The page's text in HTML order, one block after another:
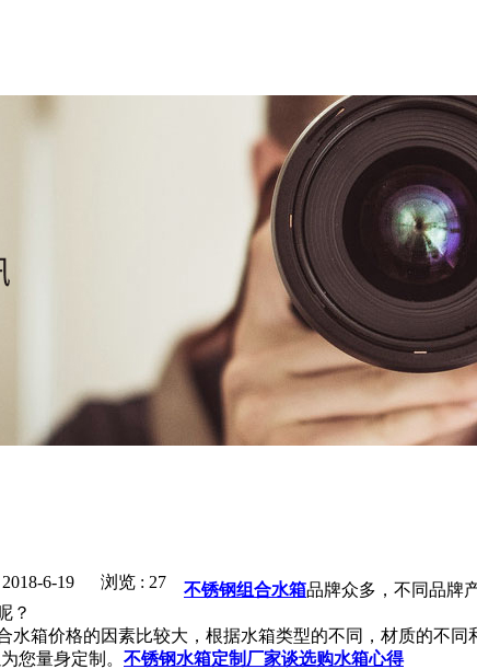
2018-6-19 浏览 : 27 不锈钢组合水箱品牌众多，不同品牌
？
箱价格的因素比较大，根据水箱类型的不同，材质的不同
您量身定制。 不锈钢水箱定制厂家谈选购水箱心得